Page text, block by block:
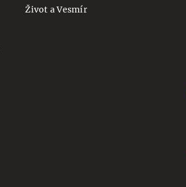
Život a Vesmír